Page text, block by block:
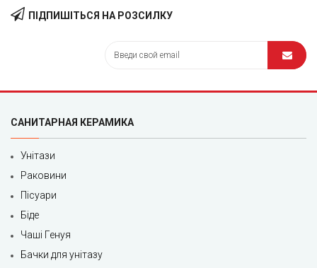
ПІДПИШІТЬСЯ НА РОЗСИЛКУ
САНИТАРНАЯ КЕРАМИКА
Унітази
Раковини
Пісуари
Біде
Чаші Генуя
Бачки для унітазу